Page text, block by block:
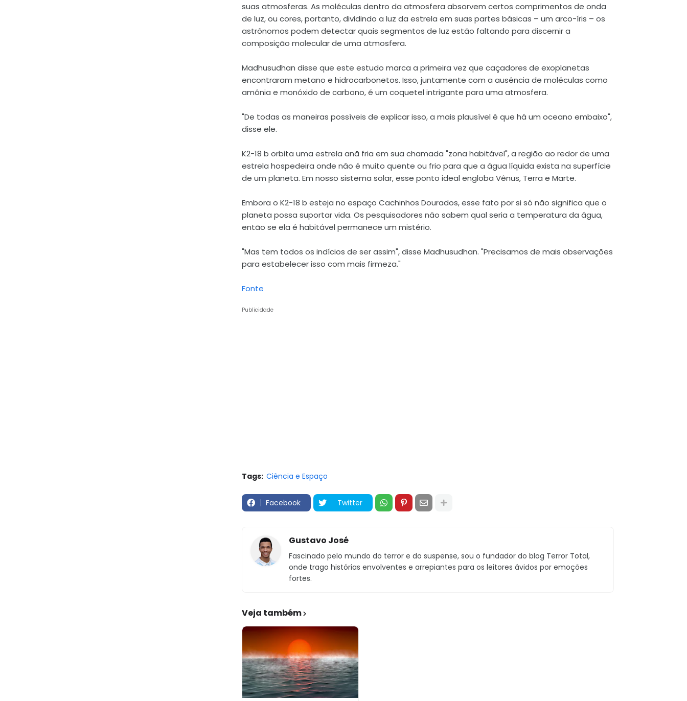
suas atmosferas. As moléculas dentro da atmosfera absorvem certos comprimentos de onda
de luz, ou cores, portanto, dividindo a luz da estrela em suas partes básicas – um arco-íris – os
astrônomos podem detectar quais segmentos de luz estão faltando para discernir a
composição molecular de uma atmosfera.
Madhusudhan disse que este estudo marca a primeira vez que caçadores de exoplanetas
encontraram metano e hidrocarbonetos. Isso, juntamente com a ausência de moléculas como
amônia e monóxido de carbono, é um coquetel intrigante para uma atmosfera.
"De todas as maneiras possíveis de explicar isso, a mais plausível é que há um oceano embaixo",
disse ele.
K2-18 b orbita uma estrela anã fria em sua chamada "zona habitável", a região ao redor de uma
estrela hospedeira onde não é muito quente ou frio para que a água líquida exista na superfície
de um planeta. Em nosso sistema solar, esse ponto ideal engloba Vênus, Terra e Marte.
Embora o K2-18 b esteja no espaço Cachinhos Dourados, esse fato por si só não significa que o
planeta possa suportar vida. Os pesquisadores não sabem qual seria a temperatura da água,
então se ela é habitável permanece um mistério.
"Mas tem todos os indícios de ser assim", disse Madhusudhan. "Precisamos de mais observações
para estabelecer isso com mais firmeza."
Fonte
Publicidade
Tags: Ciência e Espaço
Facebook Twitter
Gustavo José
Fascinado pelo mundo do terror e do suspense, sou o fundador do blog Terror Total,
onde trago histórias envolventes e arrepiantes para os leitores ávidos por emoções
fortes.
Veja também